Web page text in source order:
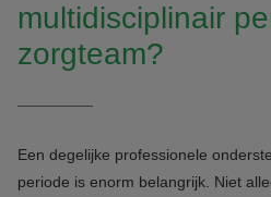
multidisciplinair
zorgteam?
Een degelijke professionele
periode is enorm belangrijk. Niet